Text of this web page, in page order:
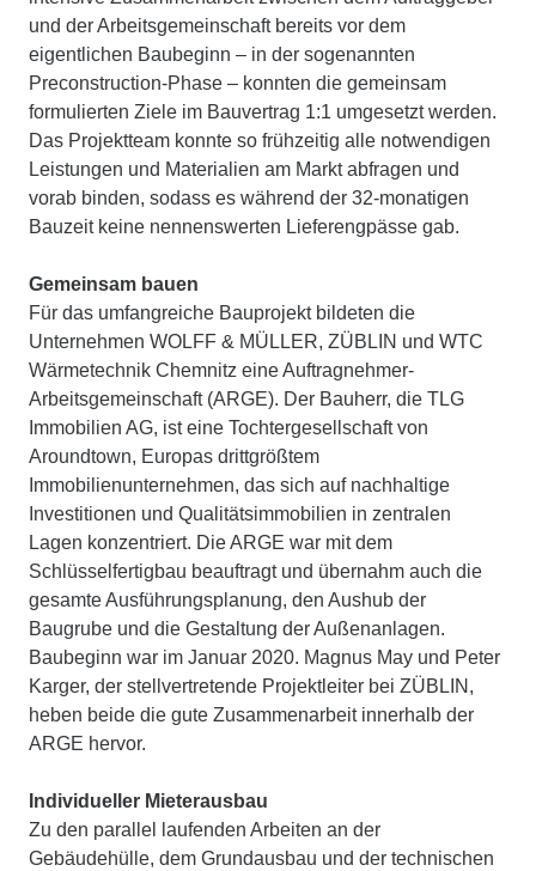
und der Arbeitsgemeinschaft bereits vor dem
eigentlichen Baubeginn – in der sogenannten
Preconstruction-Phase – konnten die gemeinsam
formulierten Ziele im Bauvertrag 1:1 umgesetzt werden.
Das Projektteam konnte so frühzeitig alle notwendigen
Leistungen und Materialien am Markt abfragen und
vorab binden, sodass es während der 32-monatigen
Bauzeit keine nennenswerten Lieferengpässe gab.
Gemeinsam bauen
Für das umfangreiche Bauprojekt bildeten die
Unternehmen WOLFF & MÜLLER, ZÜBLIN und WTC
Wärmetechnik Chemnitz eine Auftragnehmer-
Arbeitsgemeinschaft (ARGE). Der Bauherr, die TLG
Immobilien AG, ist eine Tochtergesellschaft von
Aroundtown, Europas drittgrößtem
Immobilienunternehmen, das sich auf nachhaltige
Investitionen und Qualitätsimmobilien in zentralen
Lagen konzentriert. Die ARGE war mit dem
Schlüsselfertigbau beauftragt und übernahm auch die
gesamte Ausführungsplanung, den Aushub der
Baugrube und die Gestaltung der Außenanlagen.
Baubeginn war im Januar 2020. Magnus May und Peter
Karger, der stellvertretende Projektleiter bei ZÜBLIN,
heben beide die gute Zusammenarbeit innerhalb der
ARGE hervor.
Individueller Mieterausbau
Zu den parallel laufenden Arbeiten an der
Gebäudehülle, dem Grundausbau und der technischen